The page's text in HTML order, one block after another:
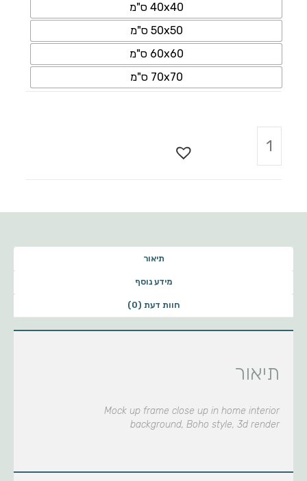
40x40 ס"מ
50x50 ס"מ
60x60 ס"מ
70x70 ס"מ
תיאור
מידע נוסף
חוות דעת (0)
תיאור
Mock up frame close up in home interior
background, Boho style, 3d render